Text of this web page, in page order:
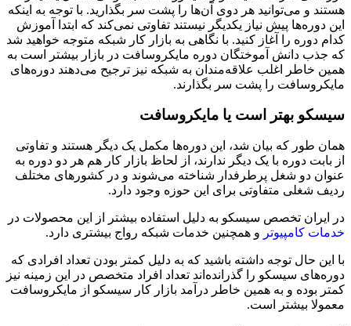
هستند و می‌توانید هر دوی آن‌ها را پشت سر بگذارید. با توجه به اینکه
این دوره‌ها پیش نیاز یکدیگر نیستند تفاوتی نمی‌کند که ابتدا آموزش
کدام دوره را آغاز کنید. با نگاهی به بازار کار شبکه متوجه خواهید شد
که جذب دانش آموختگان دوره مایکروسافت در بازار بیشتر است به
همین خاطر اغلب علاقه‌مندان به شبکه نیز ترجیح می‌دهند دوره‌های
مایکروسافت را پشت سر بگذارند.
سیسکو بهتر است یا مایکروسافت
همان طور که بیان شد، این دوره‌‌ها مکمل یک دیگر هستند و تفاوتی
از بابت دوره با یک دیگر ندارند، از لحاظ بازار کار هم هر دو دوره به
عنوان دو شغل پرطرفدار شناخته می‌شوند و در کشورهای مختلف
ردیف شغلی متفاوتی برای این حوزه وجود دارد.
در ایران تخصص سیسکو به دلیل استفاده بیشتر از این محصولات در
خدمات کامپیوتر و همچنین خدمات شبکه رواج بیشتری دارد.
با این حال توجه داشته باشید که به دلیل کمتر بودن تعداد افرادی که
دوره‌های سیسکو را گذرانده‌اند تعداد افراد متخصص در این زمینه نیز
کمتر بوده و به همین خاطر درآمد بازار کار سیسکو از مایکروسافت
معمولا بیشتر است.